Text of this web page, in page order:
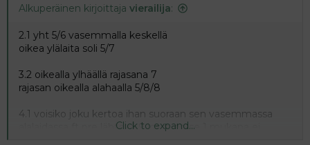
Alkuperäinen kirjoittaja vierailija:
2.1 yht 5/6 vasemmalla keskellä
oikea ylälaita soli 5/7
3.2 oikealla ylhäällä rajasana 7
rajasan oikealla alahaalla 5/8/8
4.1 voisiko joku kertoa ihan suoraan sen vasemmassa
alalaidassa ft pre lähtevä 9 jossa on se 1 mukana ei
Click to expand...